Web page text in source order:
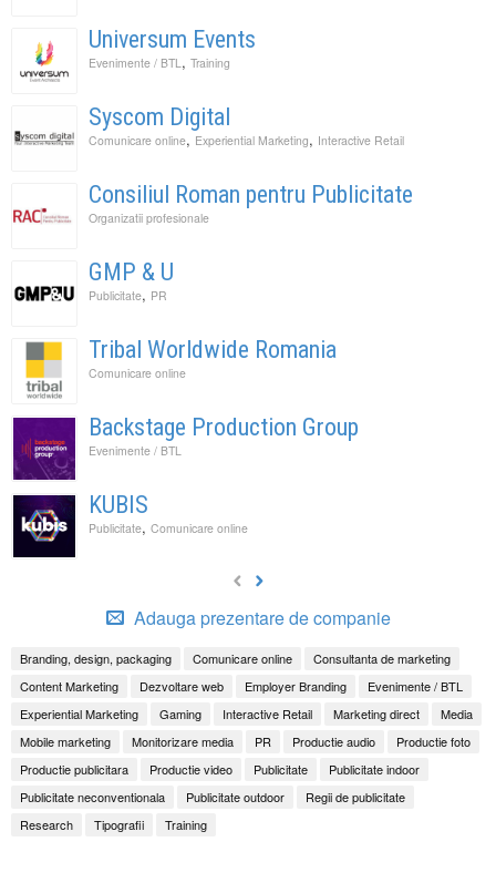
Universum Events
Evenimente / BTL, Training
Syscom Digital
Comunicare online, Experiential Marketing, Interactive Retail
Consiliul Roman pentru Publicitate
Organizatii profesionale
GMP & U
Publicitate, PR
Tribal Worldwide Romania
Comunicare online
Backstage Production Group
Evenimente / BTL
KUBIS
Publicitate, Comunicare online
Adauga prezentare de companie
Branding, design, packaging Comunicare online
Consultanta de marketing
Content Marketing
Dezvoltare web Employer Branding
Evenimente / BTL
Experiential Marketing
Gaming Interactive Retail Marketing direct
Media
Mobile marketing
Monitorizare media PR Productie audio
Productie foto
Productie publicitara
Productie video Publicitate
Publicitate indoor
Publicitate neconventionala
Publicitate outdoor
Regii de publicitate
Research
Tipografii Training